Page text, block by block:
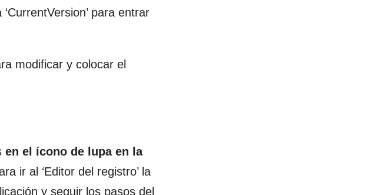
para entrar
modificar y colocar el
en el ícono de lupa en la
ir al ‘Editor del registro’ la
y seguir los pasos del